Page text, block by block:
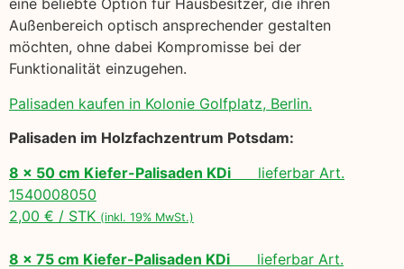
eine beliebte Option für Hausbesitzer, die ihren
Außenbereich optisch ansprechender gestalten
möchten, ohne dabei Kompromisse bei der
Funktionalität einzugehen.
Palisaden kaufen in Kolonie Golfplatz, Berlin.
Palisaden im Holzfachzentrum Potsdam:
8 x 50 cm Kiefer-Palisaden KDi lieferbar Art.
1540008050
2,00 € / STK (inkl. 19% MwSt.)
8 x 75 cm Kiefer-Palisaden KDi lieferbar Art.